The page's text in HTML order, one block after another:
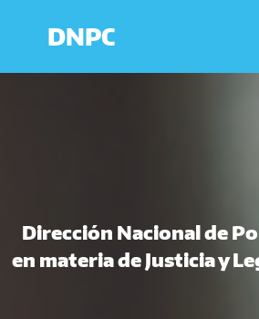
DNPC
Dirección Nacional de
en materia de Justicia y